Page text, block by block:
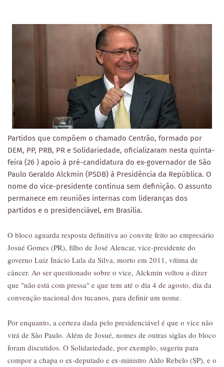
Partidos que compõem o chamado Centrão, formado por
DEM, PP, PRB, PR e Solidariedade, oficializaram nesta quinta-
feira (26 ) apoio à pré-candidatura do ex-governador de São
Paulo Geraldo Alckmin (PSDB) à Presidência da República. O
nome do vice-presidente continua sem definição. O assunto
permanece em reuniões internas com lideranças dos
partidos e o presidenciável, em Brasília.
O bloco aguarda resposta definitiva ao convite feito ao empresário
Josué Gomes (PR), filho de José Alencar, vice-presidente do
governo Luiz Inácio Lula da Silva, morto em 2011, vítima de
câncer. Ao ser questionado sobre o vice, Alckmin voltou a dizer
que "não está com pressa" e que tem até o dia 4 de agosto, dia da
convenção nacional dos tucanos, para definir um nome.
Por enquanto, a certeza dada pelo presidenciável é que o vice não
virá de São Paulo. Além de Josué, nomes de outras siglas do bloco
foram discutidos. O Solidariedade, por exemplo, sugeriu para
compor a chapa o ex-deputado e ex-ministro Aldo Rebelo (SP), e o